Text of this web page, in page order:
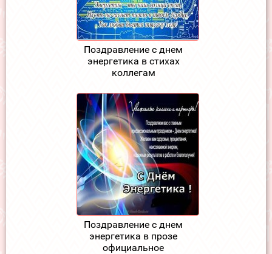
Поздравление с днем
энергетика в стихах
коллегам
Поздравление с днем
энергетика в прозе
официальное